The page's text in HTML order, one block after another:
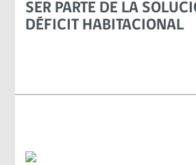
SER PARTE DE LA
DÉFICIT HABITACIONAL